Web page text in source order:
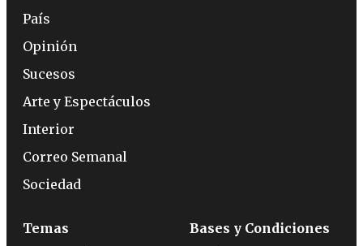
País
Opinión
Sucesos
Arte y Espectáculos
Interior
Correo Semanal
Sociedad
Temas
Bases y Condiciones